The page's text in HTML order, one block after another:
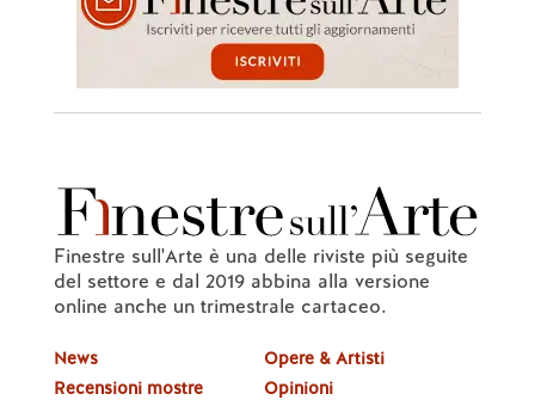
Finestre sull'Arte è una delle riviste più seguite
del settore e dal 2019 abbina alla versione
online anche un trimestrale cartaceo.
News
Recensioni mostre
Opere & Artisti
Opinioni